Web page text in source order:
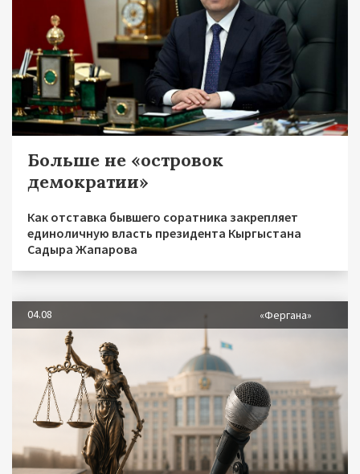
Больше не «островок
демократии»
Как отставка бывшего соратника закрепляет
единоличную власть президента Кыргыстана
Садыра Жапарова
04.08 «Фергана»